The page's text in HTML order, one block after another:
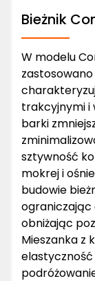
Bieżnik
W modelu
trakcyjnymi i
barki
sztywność
mokrej i
budowie
ograniczając
obniżając
Mieszanka z
elastyczność